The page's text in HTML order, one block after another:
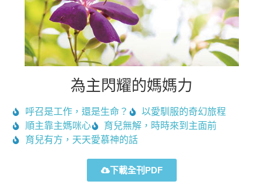
為主閃耀的媽媽力
呼召是工作，還是生命？
以愛馴服的奇幻旅程
順主靠主媽咪心
育兒無解，時時來到主面前
育兒有方，天天愛慕神的話
下載全刊PDF